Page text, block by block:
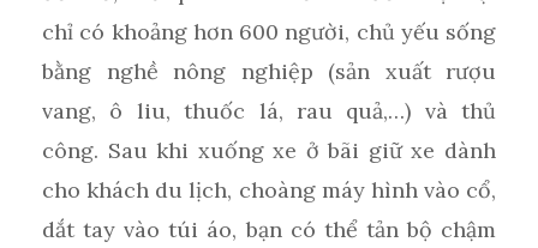
chỉ có khoảng hơn 600 người, chủ yếu sống
bằng nghề nông nghiệp (sản xuất rượu
vang, ô liu, thuốc lá, rau quả,…) và thủ
công. Sau khi xuống xe ở bãi giữ xe dành
cho khách du lịch, choàng máy hình vào cổ,
dắt tay vào túi áo, bạn có thể tản bộ chậm